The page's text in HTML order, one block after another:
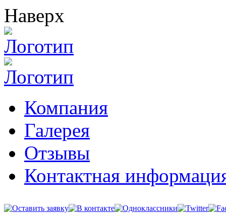
Наверх
Компания
Галерея
Отзывы
Контактная